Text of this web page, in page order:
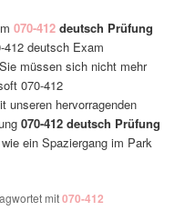
070-412 deutsch Prüfung
412 deutsch Exam
müssen sich nicht mehr
070-412
unseren hervorragenden
070-412 deutsch Prüfung
ein Spaziergang im Park
mit070-412